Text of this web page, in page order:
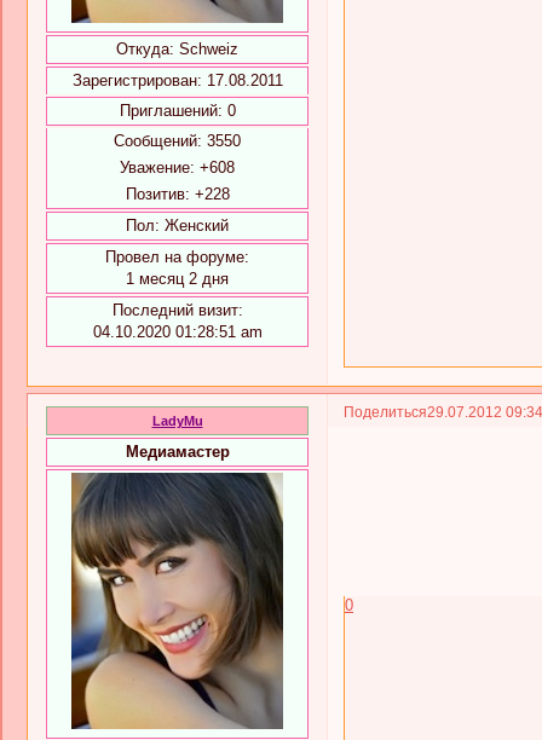
Откуда: Schweiz
Зарегистрирован: 17.08.2011
Приглашений: 0
Сообщений: 3550
Уважение: +608
Позитив: +228
Пол: Женский
Провел на форуме:
1 месяц 2 дня
Последний визит:
04.10.2020 01:28:51 am
Поделиться29.07.2012
LadyMu
Медиамастер
0